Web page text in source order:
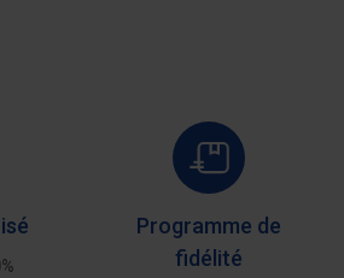
Programme de
fidélité